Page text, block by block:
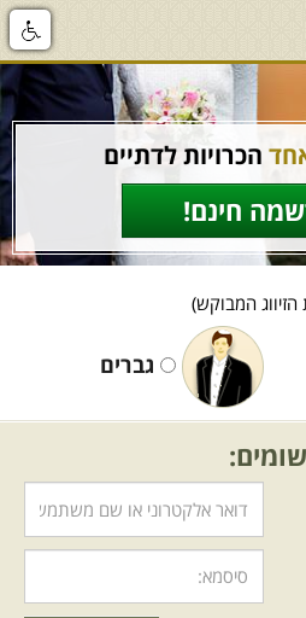
הכרויות לדתיים
חינם!
המבוקש)
גברים